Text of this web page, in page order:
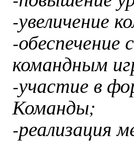
-увеличение
-обеспечение
командным
-участие в
Команды;
-реализация